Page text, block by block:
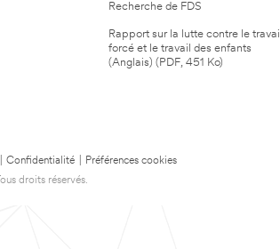
Recherche de FDS
Rapport sur la lutte contre le travail
forcé et le travail des enfants
(Anglais) (PDF, 451 Ko)
Confidentialité
Préférences cookies
droits réservés.